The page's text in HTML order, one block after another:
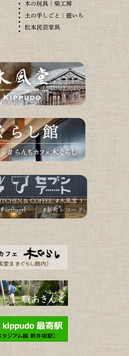
木の玩具｜柴工房
土の手しごと｜壺いち
松本民芸家具